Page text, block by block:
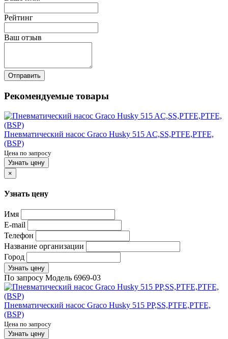
Рейтинг
Ваш отзыв
Отправить
Рекомендуемые товары
Пневматический насос Graco Husky 515 AC,SS,PTFE,PTFE,
(BSP)
Цена по запросу
Узнать цену
×
Узнать цену
Имя
E-mail
Телефон
Название организации
Город
Узнать цену
По запросу Модель 6969-03
Пневматический насос Graco Husky 515 PP,SS,PTFE,PTFE,
(BSP)
Цена по запросу
Узнать цену